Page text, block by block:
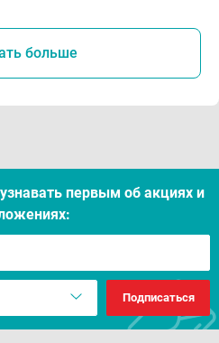
больше
первым об акцияx и
Подписаться